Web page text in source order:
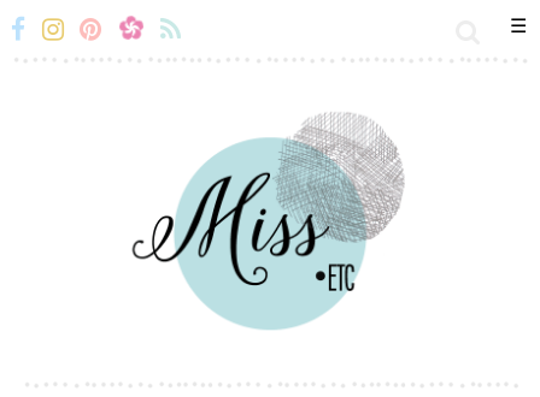
☰
Miss- Miss- Miss-
Flux
RSS